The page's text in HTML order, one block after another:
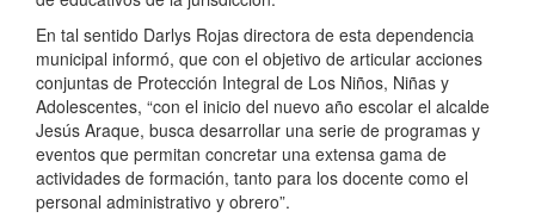
En tal sentido Darlys Rojas directora de esta dependencia
municipal informó, que con el objetivo de articular acciones
conjuntas de Protección Integral de Los Niños, Niñas y
Adolescentes, “con el inicio del nuevo año escolar el alcalde
Jesús Araque, busca desarrollar una serie de programas y
eventos que permitan concretar una extensa gama de
actividades de formación, tanto para los docente como el
personal administrativo y obrero”.